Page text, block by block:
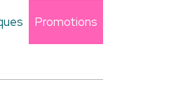
Promotions